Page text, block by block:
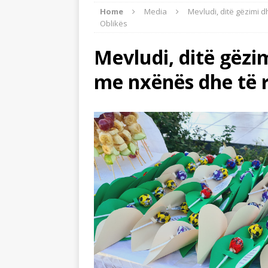
[ 24/07/2026 ] Tre mijë vjet dhe
[ 22/07/2026 ] Myftinia Shkodër
[ 06/08/2026 ] Myftiu i
Home Media
Mevludi, ditë gëzimi
Oblikës
Mevludi, ditë
me nxënës dhe të